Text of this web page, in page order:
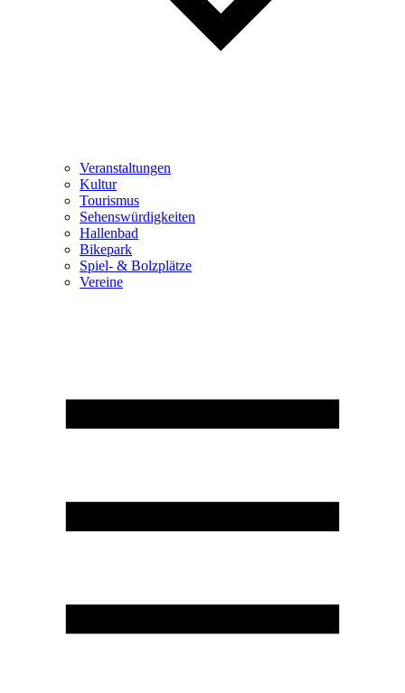
Veranstaltungen
Kultur
Tourismus
Sehenswürdigkeiten
Hallenbad
Bikepark
Spiel- & Bolzplätze
Vereine